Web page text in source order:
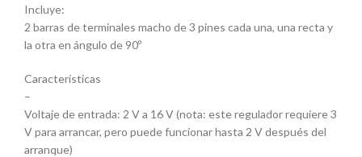
Incluye:
2 barras de terminales macho de 3 pines cada una, una recta y
la otra en ángulo de 90º
Características
–
Voltaje de entrada: 2 V a 16 V (nota: este regulador requiere 3
V para arrancar, pero puede funcionar hasta 2 V después del
arranque)